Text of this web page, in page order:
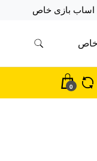
اساب بازی خاص
خاص
0